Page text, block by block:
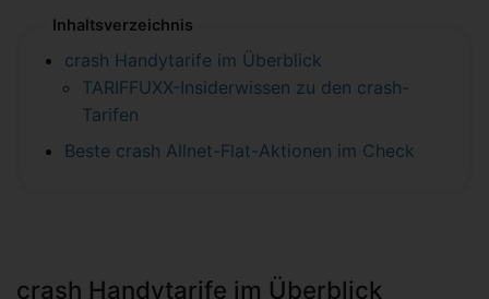
Inhaltsverzeichnis
crash Handytarife im Überblick
TARIFFUXX-Insiderwissen zu den crash-
Tarifen
Beste crash Allnet-Flat-Aktionen im Check
crash Handytarife im Überblick